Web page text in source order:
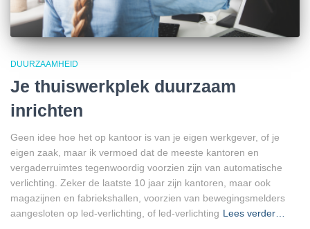
DUURZAAMHEID
Je thuiswerkplek duurzaam
inrichten
Geen idee hoe het op kantoor is van je eigen werkgever, of je
eigen zaak, maar ik vermoed dat de meeste kantoren en
vergaderruimtes tegenwoordig voorzien zijn van automatische
verlichting. Zeker de laatste 10 jaar zijn kantoren, maar ook
magazijnen en fabriekshallen, voorzien van bewegingsmelders
aangesloten op led-verlichting, of led-verlichting Lees verder…